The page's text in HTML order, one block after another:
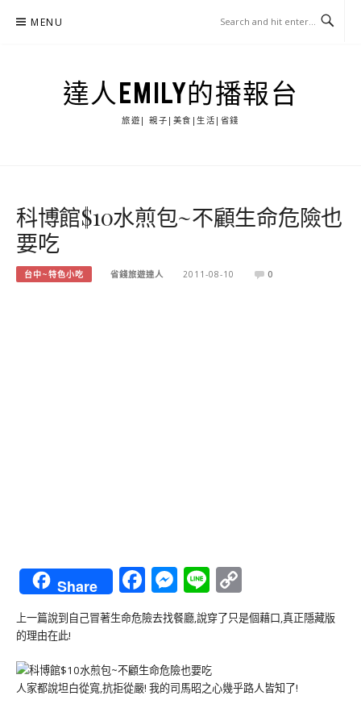
MENU
達人EMILY的播報台
旅遊| 親子|美食|生活|省錢
科博館$10水煎包~不顧生命危險也
要吃
台中~特色小吃 省錢旅遊達人 2011-08-10 0
Share Facebook
Messenger
Line
Link
上一篇說到自己冒著生命危險去找餐廳,說穿了只是個藉口,真正隱藏版
的理由在此!
人家都說坦白從寬,抗拒從嚴! 我的司馬昭之心幾乎路人皆知了!